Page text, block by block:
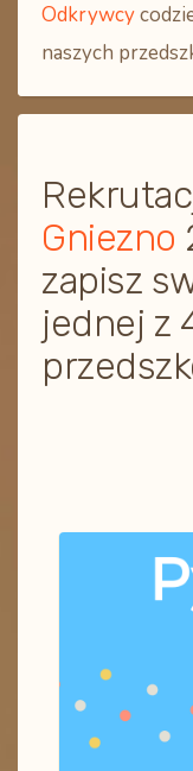
Odkrywcy
naszych
Gniezno
zapisz
jednej z